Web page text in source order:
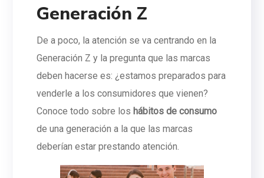
Generación Z
De a poco, la atención se va centrando en la
Generación Z y la pregunta que las marcas
deben hacerse es: ¿estamos preparados para
venderle a los consumidores que vienen?
Conoce todo sobre los hábitos de consumo
de una generación a la que las marcas
deberían estar prestando atención.